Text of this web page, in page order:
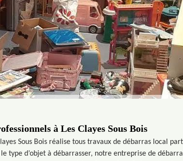
à Les Clayes Sous Bois
Sous Bois réalise tous travaux de débarras local
d’objet à débarrasser, notre entreprise de